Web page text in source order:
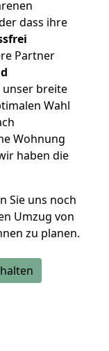
dass ihre
Partner
unser breite
Wahl
Wohnung
haben die
Sie uns noch
Umzug von
zu planen.